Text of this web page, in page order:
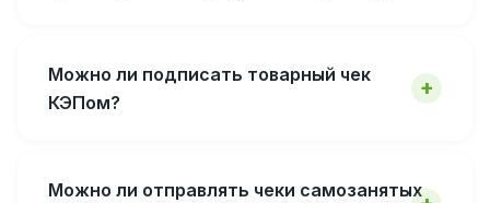
Можно ли подписать товарный чек
КЭПом?
Можно ли отправлять чеки самозанятых